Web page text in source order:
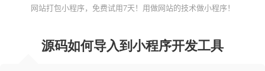
网站打包小程序，免费试用7天！用做网站的技术做小程序！
源码如何导入到小程序开发工具